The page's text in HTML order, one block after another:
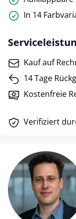
In 14
Kauf auf
14 Tage
Kostenfreie
Verifiziert